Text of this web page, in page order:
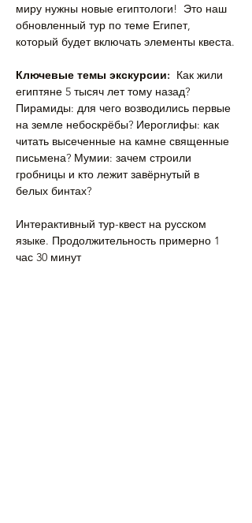
миру нужны новые египтологи!  Это наш
обновленный тур по теме Египет,
который будет включать элементы квеста.
Ключевые темы экскурсии: Как жили
египтяне 5 тысяч лет тому назад?
Пирамиды: для чего возводились первые
на земле небоскрёбы? Иероглифы: как
читать высеченные на камне священные
письмена? Мумии: зачем строили
гробницы и кто лежит завёрнутый в
белых бинтах?
Интерактивный тур-квест на русском
языке. Продолжительность примерно 1
час 30 минут